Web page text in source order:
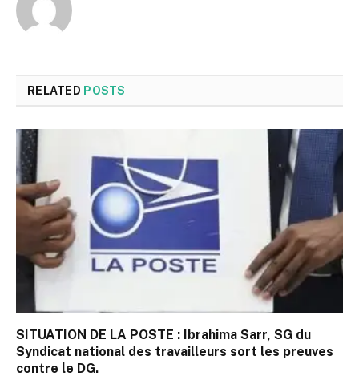
RELATED POSTS
SITUATION DE LA POSTE : Ibrahima Sarr, SG du
Syndicat national des travailleurs sort les preuves
contre le DG.